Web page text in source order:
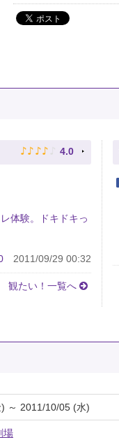
♪ ♪ ♪ ♪ ♪ 4.0
体験。ドキドキっ
2011/09/29 00:32
観たい！一覧へ
～ 2011/10/05 (水)
場